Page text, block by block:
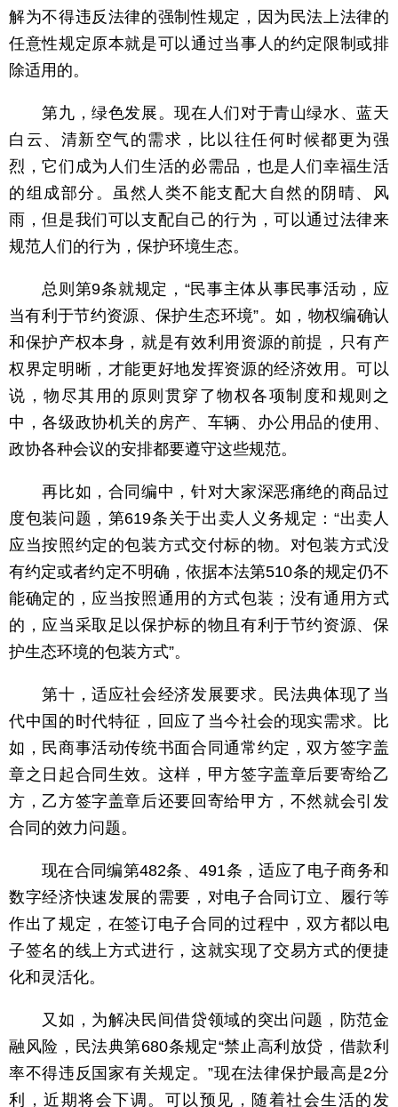
解为不得违反法律的强制性规定，因为民法上法律的
任意性规定原本就是可以通过当事人的约定限制或排
除适用的。
第九，绿色发展。现在人们对于青山绿水、蓝天
白云、清新空气的需求，比以往任何时候都更为强
烈，它们成为人们生活的必需品，也是人们幸福生活
的组成部分。虽然人类不能支配大自然的阴晴、风
雨，但是我们可以支配自己的行为，可以通过法律来
规范人们的行为，保护环境生态。
总则第9条就规定，“民事主体从事民事活动，应
当有利于节约资源、保护生态环境”。如，物权编确认
和保护产权本身，就是有效利用资源的前提，只有产
权界定明晰，才能更好地发挥资源的经济效用。可以
说，物尽其用的原则贯穿了物权各项制度和规则之
中，各级政协机关的房产、车辆、办公用品的使用、
政协各种会议的安排都要遵守这些规范。
再比如，合同编中，针对大家深恶痛绝的商品过
度包装问题，第619条关于出卖人义务规定：“出卖人
应当按照约定的包装方式交付标的物。对包装方式没
有约定或者约定不明确，依据本法第510条的规定仍不
能确定的，应当按照通用的方式包装；没有通用方式
的，应当采取足以保护标的物且有利于节约资源、保
护生态环境的包装方式”。
第十，适应社会经济发展要求。民法典体现了当
代中国的时代特征，回应了当今社会的现实需求。比
如，民商事活动传统书面合同通常约定，双方签字盖
章之日起合同生效。这样，甲方签字盖章后要寄给乙
方，乙方签字盖章后还要回寄给甲方，不然就会引发
合同的效力问题。
现在合同编第482条、491条，适应了电子商务和
数字经济快速发展的需要，对电子合同订立、履行等
作出了规定，在签订电子合同的过程中，双方都以电
子签名的线上方式进行，这就实现了交易方式的便捷
化和灵活化。
又如，为解决民间借贷领域的突出问题，防范金
融风险，民法典第680条规定“禁止高利放贷，借款利
率不得违反国家有关规定。”现在法律保护最高是2分
利，近期将会下调。可以预见，随着社会生活的发